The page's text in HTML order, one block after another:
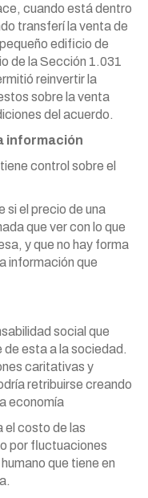
cuando está dentro
transferí la venta de
edificio de
de la Sección 1.031
reinvertir la
sobre la venta
del acuerdo.
información
control sobre el
si el precio de una
que ver con lo que
y que no hay forma
información que
social que
de esta a la sociedad.
caritativas y
retribuirse creando
economía
el costo de las
por fluctuaciones
que tiene en